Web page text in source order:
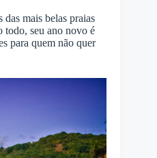
mais belas praias
todo, seu ano novo é
para quem não quer